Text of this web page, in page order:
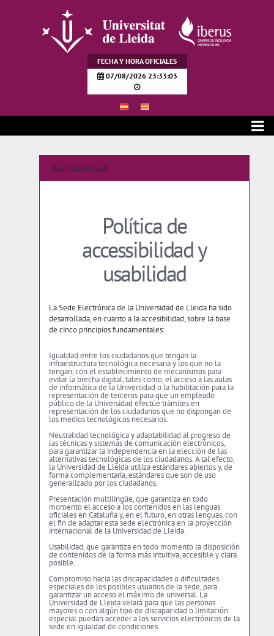
Saltar al contenido principal
FECHA Y HORA OFICIALES
07/08/2026 23:33:03
Accesibilidad
Política de
accessibilidad y
usabilidad
La Sede Electrónica de la Universidad de Lleida ha sido
desarrollada, en cuanto a la accesibilidad, sobre la base
de cinco principios fundamentales:
Igualdad entre los ciudadanos que tengan la
infraestructura tecnológica necesaria y los que no la
tengan, con el establecimiento de mecanismos para
evitar la brecha digital, tales como, el acceso a las aulas
de informática de la Universidad o la habilitación para la
representación de terceros para que un empleado
público de la Universidad efectúe trámites en
representación de los ciudadanos que no dispongan de
los medios tecnológicos necesarios.
Neutralidad tecnológica y adaptabilidad al progreso de
las técnicas y sistemas de comunicación electrónicos,
para garantizar la independencia en la elección de las
alternativas tecnológicas de los ciudadanos.A tal efecto,
la Universidad de Lleida utiliza estándares abiertos y, de
forma complementaria, estándares que son de uso
generalizado por los ciudadanos.
Presentación multilingüe, que garantiza en todo
momento el acceso a los contenidos en las lenguas
oficiales en Cataluña y, en el futuro, en otras lenguas, con
el fin de adaptar esta sede electrónica en la proyección
internacional de la Universidad de Lleida.
Usabilidad, que garantiza en todo momento la disposición
de contenidos de la forma más intuitiva, accesible y clara
posible.
Compromiso hacia las discapacidades o dificultades
especiales de los posibles usuarios de la sede, para
garantizar un acceso el máximo de universal. La
Universidad de Lleida velará para que las personas
mayores o con algún tipo de discapacidad o limitación
especial puedan acceder a los servicios electrónicos de la
sede en igualdad de condiciones.